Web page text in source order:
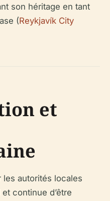
son héritage en tant
(Reykjavík City
et
autorités locales
continue d’être